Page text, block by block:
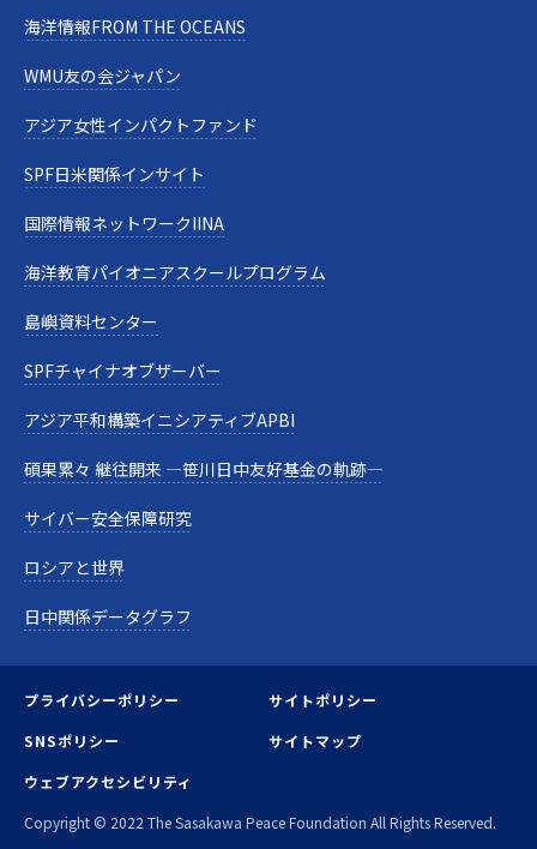
海洋情報FROM THE OCEANS
WMU友の会ジャパン
アジア女性インパクトファンド
SPF日米関係インサイト
国際情報ネットワークIINA
海洋教育パイオニアスクールプログラム
島嶼資料センター
SPFチャイナオブザーバー
アジア平和構築イニシアティブAPBI
碩果累々 継往開来 —笹川日中友好基金の軌跡—
サイバー安全保障研究
ロシアと世界
日中関係データグラフ
プライバシーポリシー
サイトポリシー
SNSポリシー
サイトマップ
ウェブアクセシビリティ
Copyright © 2022 The Sasakawa Peace Foundation All Rights Reserved.